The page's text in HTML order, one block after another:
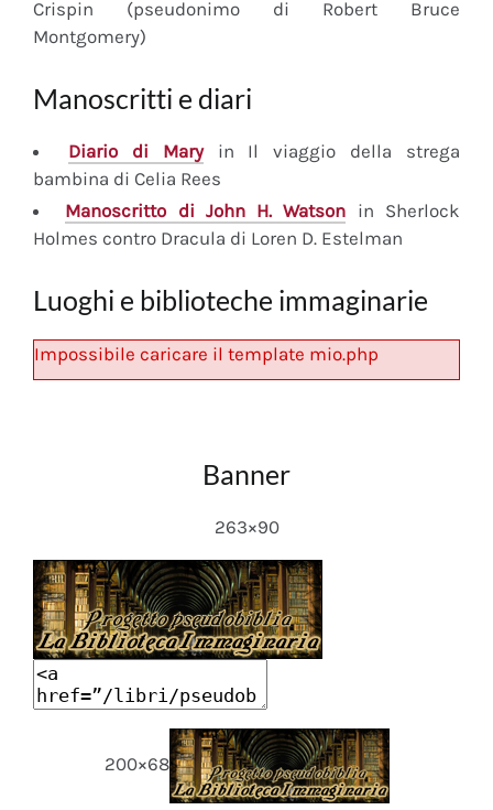
Crispin (pseudonimo di Robert Bruce
Montgomery)
Manoscritti e diari
Diariodi Maryin Il viaggio della strega
bambina di Celia Rees
Manoscritto di John H. Watson in Sherlock
Holmes contro Dracula di Loren D. Estelman
Luoghi e biblioteche immaginarie
Impossibile caricare il template mio.php
Banner
263×90
200×68